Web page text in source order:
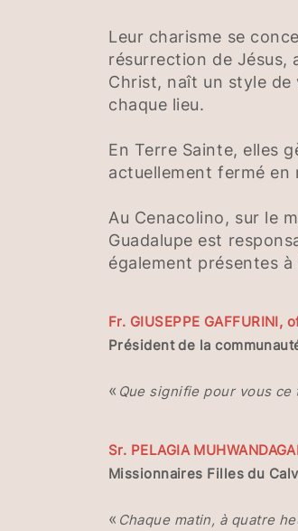
Leur charisme se
résurrection de Jésus,
Christ, naît un style de
chaque lieu.
En Terre Sainte, elles
actuellement fermé en
Au Cenacolino, sur le
Guadalupe est
également présentes à
Fr. GIUSEPPE GAFFURINI,
Président de la
« Que signifie pour vous
Sr. PELAGIA
Missionnaires Filles du
« Chaque matin, à quatre